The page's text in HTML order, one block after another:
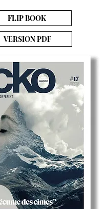
FLIP BOOK
VERSION PDF